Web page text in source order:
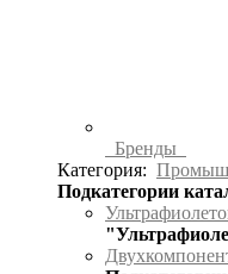
Бренды
Категория:
Подкатегории